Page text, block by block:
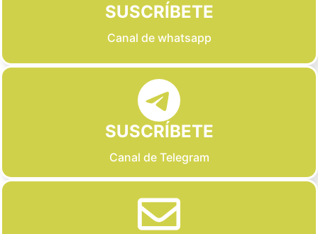
SUSCRÍBETE
Canal de whatsapp
SUSCRÍBETE
Canal de Telegram